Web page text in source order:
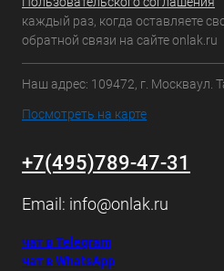
каждый раз, когда оставляете
обратной связи на сайте onlak.ru
Наш адрес: 109472, г. Москваул.
Посмотреть на карте
+7(495)789-47-31
Email: info@onlak.ru
чат в Telegram
чат в WhatsApp